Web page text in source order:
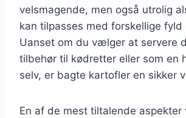
velsmagende, men også utrolig
kan tilpasses med forskellige fyld
Uanset om du vælger at servere
tilbehør til kødretter eller som en
selv, er bagte kartofler en sikker
En af de mest tiltalende aspekter